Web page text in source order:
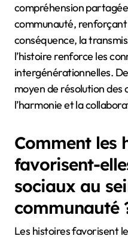
compréhension
communauté, renforçant
conséquence, la
l’histoire renforce les
intergénérationnelles.
moyen de résolution
l’harmonie et la
Comment les
favorisent-
sociaux au
communauté
Les histoires favorisent